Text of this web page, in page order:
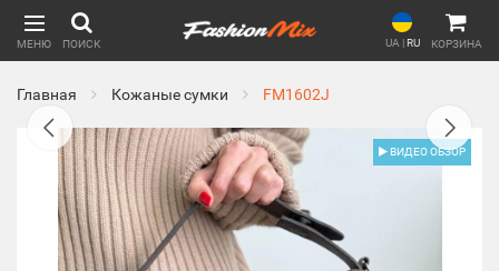
МЕНЮ ПОИСК UA |RU КОРЗИНА
Главная Кожаные сумки FM1602J
ВИДЕО ОБЗОР